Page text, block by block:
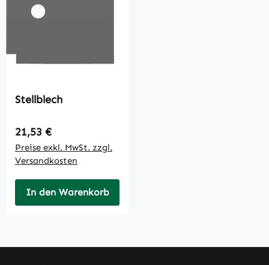
Stellblech
Regulärer Preis:
21,53 €
Preise exkl. MwSt. zzgl.
Versandkosten
In den Warenkorb